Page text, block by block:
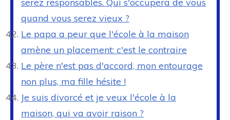
quand vous serez vieux ?
Le papa a peur que l'école à la maison
amène un placement: c'est le contraire
Le père n'est pas d'accord, mon entourage
non plus, ma fille hésite !
Je suis divorcé et je veux l'école à la
maison, qui va avoir raison ?